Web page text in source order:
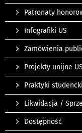
Patronaty
Infografiki US
Zamówienia
Projekty unijne US
Praktyki
Likwidacja /
Dostępność